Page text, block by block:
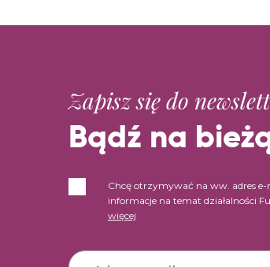
Zapisz się do
Bądź na
Chcę otrzymywać na ww. adres
informacje na temat działalności
więcej